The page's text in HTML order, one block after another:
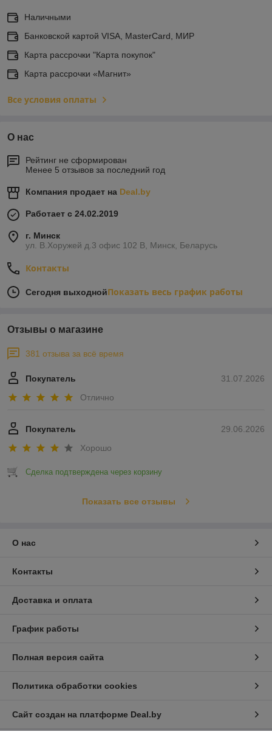
Наличными
Банковской картой VISA, MasterCard, МИР
Карта рассрочки "Карта покупок"
Карта рассрочки «Магнит»
Все условия оплаты
О нас
Рейтинг не сформирован
Менее 5 отзывов за последний год
Компания продает на Deal.by
Работает с 24.02.2019
г. Минск
ул. В.Хоружей д.3 офис 102 В, Минск, Беларусь
Контакты
Сегодня выходнойПоказать весь график работы
Отзывы о магазине
381 отзыва за всё время
31.07.2026
Покупатель
Отлично
29.06.2026
Покупатель
Хорошо
Сделка подтверждена через корзину
Показать все отзывы
О нас
Контакты
Доставка и оплата
График работы
Полная версия сайта
Политика обработки cookies
Сайт создан на платформе Deal.by